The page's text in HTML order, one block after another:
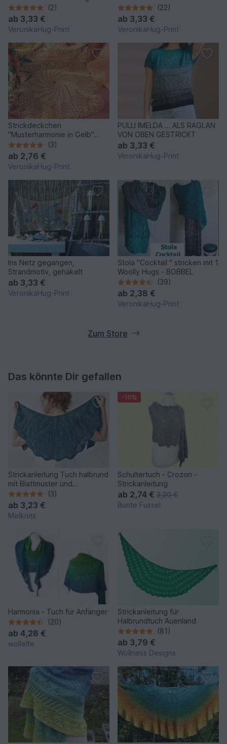
(2)
ab 3,33 €
VeronikaHug-Print
(22)
ab 3,33 €
VeronikaHug-Print
Strickdeckchen
"Musterharmonie in Gelb"
Kunststrickdeckchen
(3)
ab 2,76 €
VeronikaHug-Print
PULLI IMELDA … ALS RAGLAN
VON OBEN GESTRICKT
ab 3,33 €
VeronikaHug-Print
Ins Netz gegangen,
Strandmotiv, gehäkelt
ab 3,33 €
VeronikaHug-Print
Stola "Cocktail " stricken mit 1
Woolly Hugs - BOBBEL
(39)
ab 2,38 €
VeronikaHug-Print
Zum Store
Das könnte Dir gefallen
Strickanleitung Tuch halbrund
mit Blattmuster und
verkürzten Reihen
(3)
ab 3,23 €
Melknits
-10%
Schultertuch - Crozon -
Strickanleitung
ab 2,74 € 3,20 €
Bunte Fussel
Harmonia - Tuch für Anfänger
(20)
ab 4,28 €
wollelfe
Strickanleitung für
Halbrundtuch Auenland
(81)
ab 3,79 €
Wollness Designs